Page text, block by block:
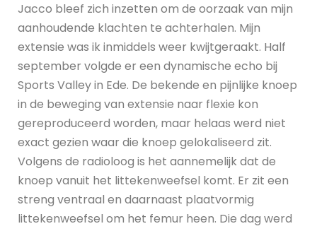
Jacco bleef zich inzetten om de oorzaak van mijn
aanhoudende klachten te achterhalen. Mijn
extensie was ik inmiddels weer kwijtgeraakt. Half
september volgde er een dynamische echo bij
Sports Valley in Ede. De bekende en pijnlijke knoep
in de beweging van extensie naar flexie kon
gereproduceerd worden, maar helaas werd niet
exact gezien waar die knoep gelokaliseerd zit.
Volgens de radioloog is het aannemelijk dat de
knoep vanuit het littekenweefsel komt. Er zit een
streng ventraal en daarnaast plaatvormig
littekenweefsel om het femur heen. Die dag werd